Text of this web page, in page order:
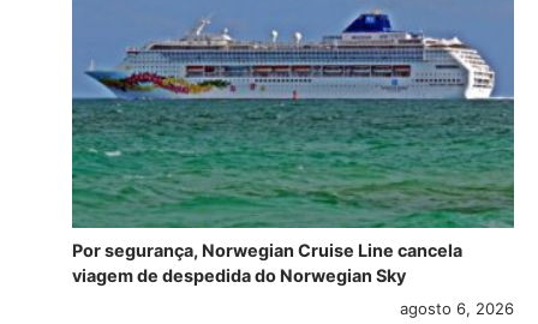
Por segurança, Norwegian Cruise Line cancela
viagem de despedida do Norwegian Sky
agosto 6, 2026